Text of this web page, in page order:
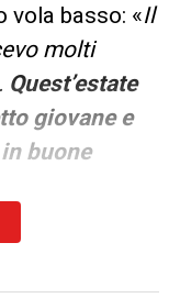
vola basso: «Il
molti
Quest’estate
giovane e
buone